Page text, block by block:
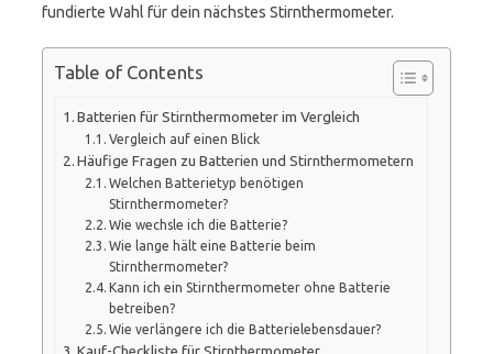
fundierte Wahl für dein nächstes Stirnthermometer.
Table of Contents
Batterien für Stirnthermometer im Vergleich
Vergleich auf einen Blick
Häufige Fragen zu Batterien und Stirnthermometern
Welchen Batterietyp benötigen
Stirnthermometer?
Wie wechsle ich die Batterie?
Wie lange hält eine Batterie beim
Stirnthermometer?
Kann ich ein Stirnthermometer ohne Batterie
betreiben?
Wie verlängere ich die Batterielebensdauer?